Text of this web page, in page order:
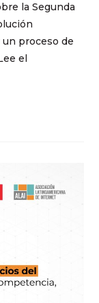
la Segunda
un proceso de
el